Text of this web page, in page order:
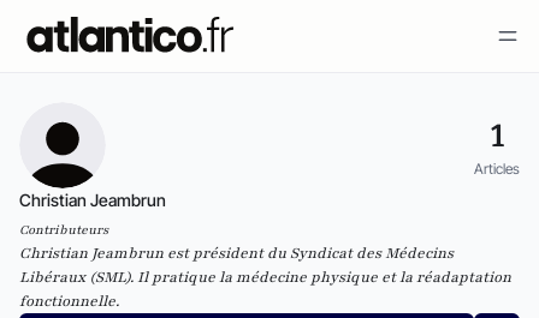
1
Articles
Christian Jeambrun
Contributeurs
Christian Jeambrun est président du Syndicat des Médecins
Libéraux (SML). Il pratique la médecine physique et la réadaptation
fonctionnelle.